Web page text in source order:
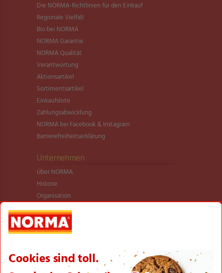
Die NORMA-Richtlinien für den Einkauf
Regionale Vielfalt
Bio bei NORMA
NORMA Garantie
NORMA Qualität
Verantwortung
Aktionsartikel
Sortimentsartikel
Einkaufsliste
Zahlungsabwicklung
NORMA bei Facebook & Instagram
Barrierefreiheitserklärung
Unternehmen
Über NORMA
Historie
Organisation
International
Logistik
Filialnetz
Karriere
Verantwortung/CSR